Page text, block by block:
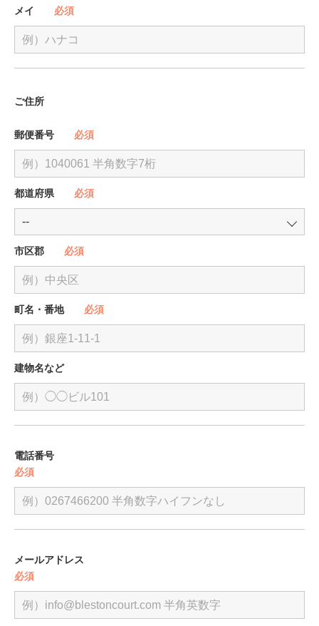
メイ 必須
ご住所
郵便番号 必須
都道府県 必須
市区郡 必須
町名・番地 必須
建物名など
電話番号
必須
メールアドレス
必須